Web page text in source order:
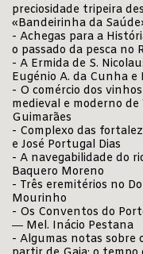
preciosidade tripeira
«Bandeirinha da
- Achegas para a
o passado da pesca no
- A Ermida de S.
Eugénio A. da Cunha e
- O comércio dos
medieval e moderno
Guimarães
- Complexo das
e José Portugal Dias
- A navegabilidade do
Baquero Moreno
- Três eremitérios no
Mourinho
- Os Conventos do
― Mel. Inácio Pestana
- Algumas notas sobre